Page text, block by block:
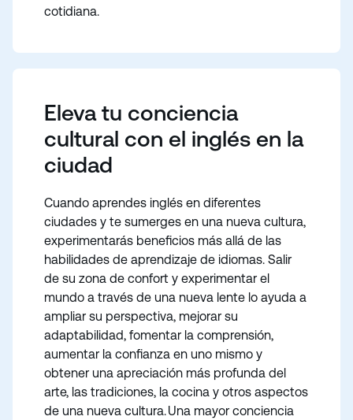
cotidiana.
Eleva tu conciencia
cultural con el inglés en la
ciudad
Cuando aprendes inglés en diferentes
ciudades y te sumerges en una nueva cultura,
experimentarás beneficios más allá de las
habilidades de aprendizaje de idiomas. Salir
de su zona de confort y experimentar el
mundo a través de una nueva lente lo ayuda a
ampliar su perspectiva, mejorar su
adaptabilidad, fomentar la comprensión,
aumentar la confianza en uno mismo y
obtener una apreciación más profunda del
arte, las tradiciones, la cocina y otros aspectos
de una nueva cultura. Una mayor conciencia